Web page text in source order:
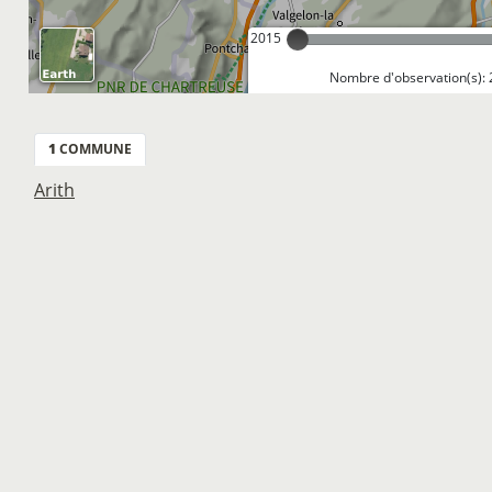
2015
Nombre d'observation(s):
1 COMMUNE
Arith